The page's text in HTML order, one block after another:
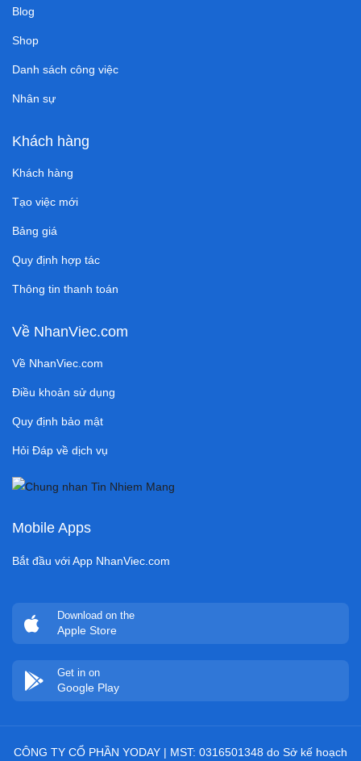
Blog
Shop
Danh sách công việc
Nhân sự
Khách hàng
Khách hàng
Tạo việc mới
Bảng giá
Quy định hợp tác
Thông tin thanh toán
Về NhanViec.com
Về NhanViec.com
Điều khoản sử dụng
Quy định bảo mật
Hỏi Đáp về dịch vụ
Mobile Apps
Bắt đầu với App NhanViec.com
Download on the
Apple Store
Get in on
Google Play
CÔNG TY CỔ PHẦN YODAY | MST: 0316501348 do Sở kế hoạch